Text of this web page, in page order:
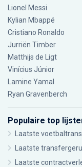
Lionel Messi
Kylian Mbappé
Cristiano Ronaldo
Jurriën Timber
Matthijs de Ligt
Vinícius Júnior
Lamine Yamal
Ryan Gravenberch
Populaire top
Laatste
Laatste
Laatste